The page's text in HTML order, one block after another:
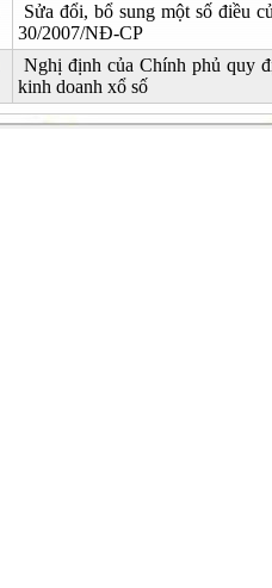
Sửa đổi, bổ sung một số điều
30/2007/NĐ-CP
Nghị định của Chính phủ quy
kinh doanh xổ số